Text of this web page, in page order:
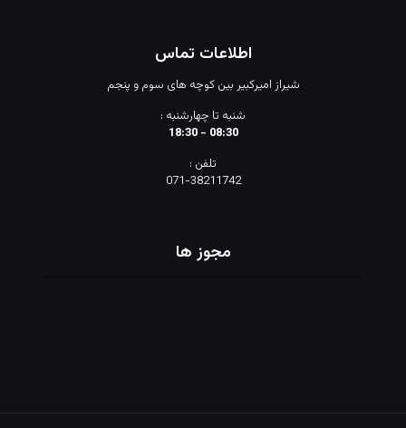
اطلاعات تماس
شیراز امیرکبیر بین کوچه های سوم و پنجم
شنبه تا چهارشنبه :
08:30 - 18:30
تلفن :
071-38211742
مجوز ها